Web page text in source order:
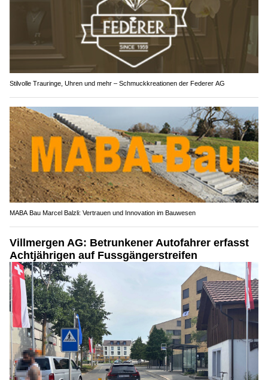
Stilvolle Trauringe, Uhren und mehr – Schmuckkreationen der Federer AG
MABA Bau Marcel Balzli: Vertrauen und Innovation im Bauwesen
Villmergen AG: Betrunkener Autofahrer erfasst
Achtjährigen auf Fussgängerstreifen